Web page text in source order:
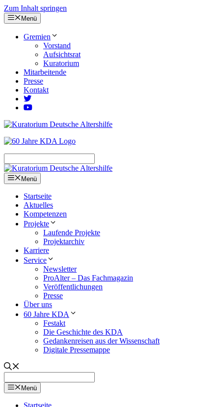
Zum Inhalt springen
Menü
Gremien
Vorstand
Aufsichtsrat
Kuratorium
Mitarbeitende
Presse
Kontakt
Menü
Startseite
Aktuelles
Kompetenzen
Projekte
Laufende Projekte
Projektarchiv
Karriere
Service
Newsletter
ProAlter – Das Fachmagazin
Veröffentlichungen
Presse
Über uns
60 Jahre KDA
Festakt
Die Geschichte des KDA
Gedankenreisen aus der Wissenschaft
Digitale Pressemappe
Menü
Startseite